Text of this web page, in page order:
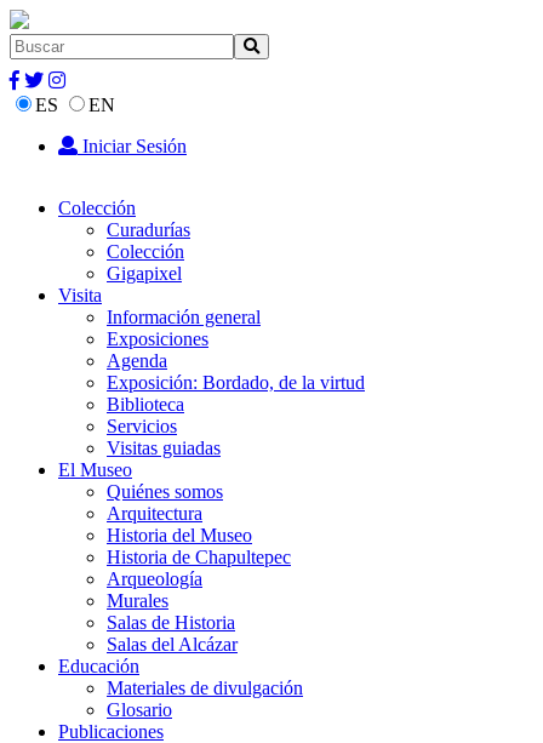
ES
EN
Iniciar Sesión
Colección
Curadurías
Colección
Gigapixel
Visita
Información general
Exposiciones
Agenda
Exposición: Bordado, de la virtud
Biblioteca
Servicios
Visitas guiadas
El Museo
Quiénes somos
Arquitectura
Historia del Museo
Historia de Chapultepec
Arqueología
Murales
Salas de Historia
Salas del Alcázar
Educación
Materiales de divulgación
Glosario
Publicaciones